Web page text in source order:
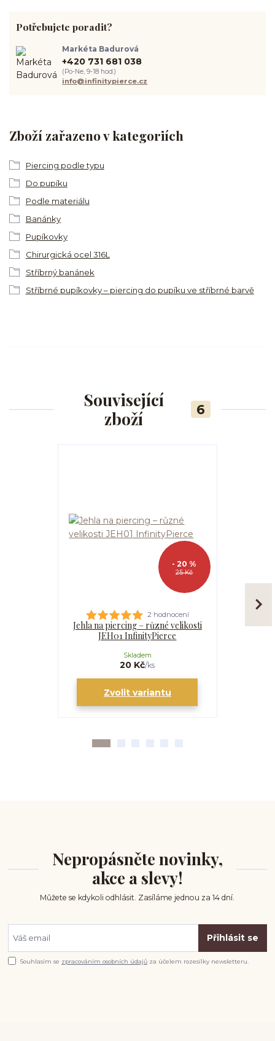
Zboží zařazeno v kategoriích
Piercing podle typu
Do pupíku
Podle materiálu
Banánky
Pupíkovky
Chirurgická ocel 316L
Stříbrný banánek
Stříbrné pupíkovky – piercing do pupíku ve stříbrné barvě
Potřebujete poradit?
Markéta Badurová
+420 731 681 038
(Po-Ne, 9-18 hod.)
info@infinitypierce.cz
Související
zboží
6
25 Kč
- 20 %
2 hodnocení
Jehla na piercing – různé velikosti
JEH01 InfinityPierce
20 Kč/ks
Skladem
Zvolit variantu
Nepropásněte novinky,
akce a slevy!
Můžete se kdykoli odhlásit. Zasíláme jednou za 14 dní.
Přihlásit se
Souhlasím se zpracováním osobních údajů za účelem rozesílky newsletteru.